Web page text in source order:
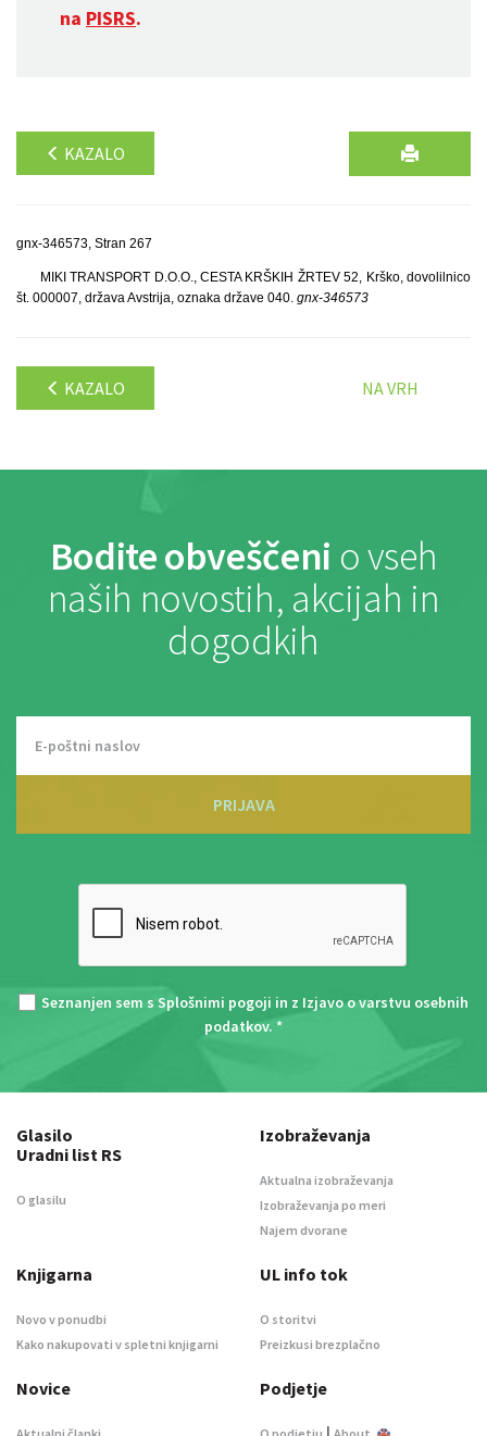
na PISRS.
KAZALO
gnx-346573, Stran 267
MIKI TRANSPORT D.O.O., CESTA KRŠKIH ŽRTEV 52, Krško, dovolilnico
št. 000007, država Avstrija, oznaka države 040. gnx-346573
KAZALO NA VRH
Bodite obveščeni o vseh
naših novostih, akcijah in
dogodkih
PRIJAVA
Seznanjen sem s Splošnimi pogoji in z Izjavo o varstvu osebnih
podatkov. *
Glasilo
Uradni list RS
O glasilu
Izobraževanja
Aktualna izobraževanja
Izobraževanja po meri
Najem dvorane
Knjigarna
Novo v ponudbi
Kako nakupovati v spletni knjigarni
UL info tok
O storitvi
Preizkusi brezplačno
Novice Podjetje